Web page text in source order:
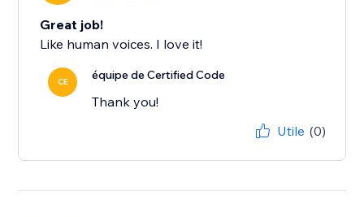
Great job!
Like human voices. I love it!
CE équipe de Certified Code
Thank you!
Utile (0)